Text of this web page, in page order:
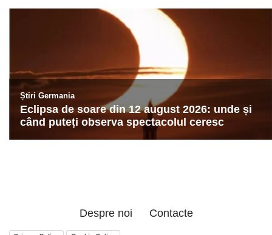
Despre noi Contacte